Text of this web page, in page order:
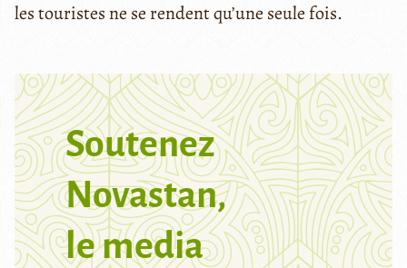
les touristes ne se rendent qu’une seule fois.
Soutenez
Novastan,
le media